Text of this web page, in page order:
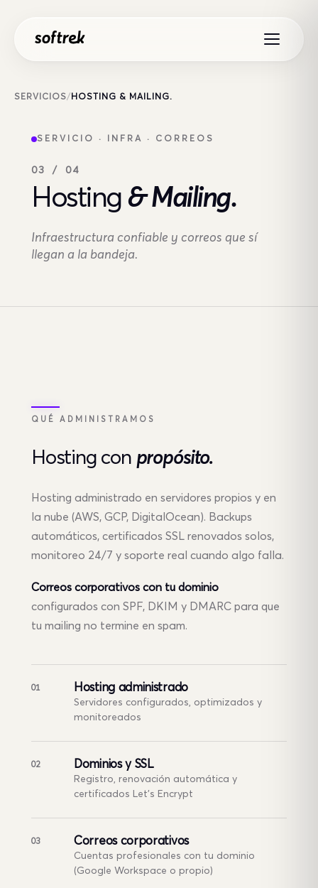
SERVICIOS/ HOSTING & MAILING.
SERVICIO · INFRA · CORREOS
03 / 04
Hosting & Mailing.
Infraestructura confiable y correos que sí
llegan a la bandeja.
QUÉ ADMINISTRAMOS
Hostingcon propósito.
Hosting administrado en servidores propios y en
la nube (AWS, GCP, DigitalOcean). Backups
automáticos, certificados SSL renovados solos,
monitoreo 24/7 y soporte real cuando algo falla.
Correos corporativos con tu dominio
configurados con SPF, DKIM y DMARC para que
tu mailing no termine en spam.
01 Hosting administrado
Servidores configurados, optimizados y
monitoreados
02 Dominios y SSL
Registro, renovación automática y
certificados Let's Encrypt
03 Correos corporativos
Cuentas profesionales con tu dominio
(Google Workspace o propio)